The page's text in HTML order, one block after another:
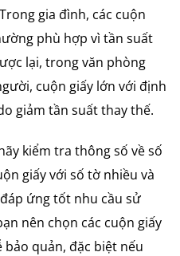
gia đình, các cuộn
phù hợp vì tần suất
lại, trong văn phòng
cuộn giấy lớn với định
giảm tần suất thay thế.
kiểm tra thông số về số
giấy với số tờ nhiều và
ứng tốt nhu cầu sử
nên chọn các cuộn giấy
quản, đặc biệt nếu